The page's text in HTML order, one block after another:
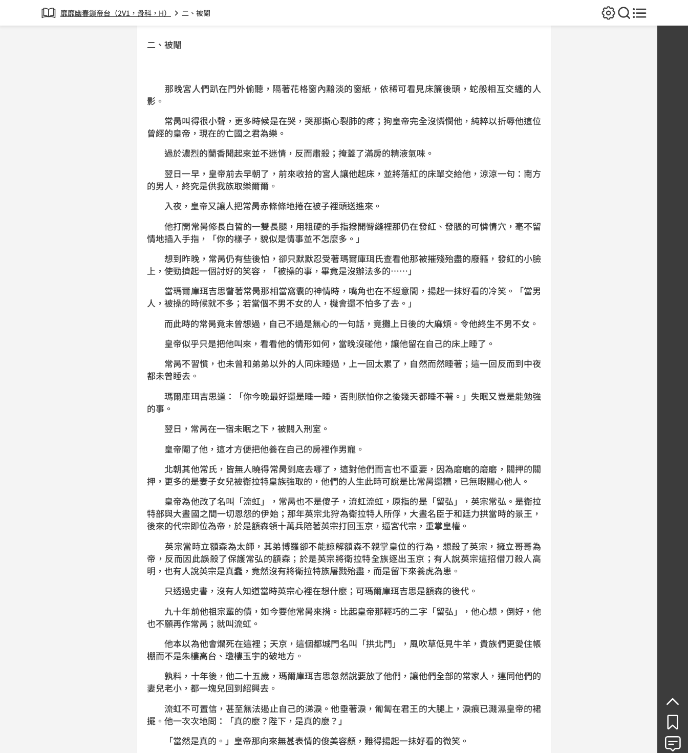
靡靡幽春鎖帝台（2V1，骨科，H） chevron_right 二、被閹
二、被閹
那晚宮人們趴在門外偷聽，隔著花格窗內黯淡的窗紙，依稀可看見床簾後頭，蛇般相互交纏的人
影。
常昺叫得很小聲，更多時候是在哭，哭那撕心裂肺的疼；狗皇帝完全沒憐憫他，純粹以折辱他這位
曾經的皇帝，現在的亡國之君為樂。
過於濃烈的蘭香聞起來並不迷情，反而肅殺；掩蓋了滿房的精液氣味。
翌日一早，皇帝前去早朝了，前來收拾的宮人讓他起床，並將落紅的床單交給他，涼涼一句：南方
的男人，終究是供我族取樂爾爾。
入夜，皇帝又讓人把常昺赤條條地捲在被子裡頭送進來。
他打開常昺修長白皙的一雙長腿，用粗硬的手指撥開臀縫裡那仍在發紅、發脹的可憐情穴，毫不留
情地插入手指，「你的樣子，貌似是情事並不怎麼多。」
想到昨晚，常昺仍有些後怕，卻只默默忍受著瑪爾庫珥氏查看他那被摧殘殆盡的廢軀，發紅的小臉
上，使勁擠起一個討好的笑容，「被操的事，畢竟是沒辦法多的……」
當瑪爾庫珥吉思瞥著常昺那相當窩囊的神情時，嘴角也在不經意間，揚起一抹好看的冷笑。「當男
人，被操的時候就不多；若當個不男不女的人，機會還不怕多了去。」
而此時的常昺竟未曾想過，自己不過是無心的一句話，竟攤上日後的大麻煩。令他終生不男不女。
皇帝似乎只是把他叫來，看看他的情形如何，當晚沒碰他，讓他留在自己的床上睡了。
常昺不習慣，也未曾和弟弟以外的人同床睡過，上一回太累了，自然而然睡著；這一回反而到中夜
都未曾睡去。
瑪爾庫珥吉思道：「你今晚最好還是睡一睡，否則朕怕你之後幾天都睡不著。」失眠又豈是能勉強
的事。
翌日，常昺在一宿未眠之下，被關入刑室。
皇帝閹了他，這才方便把他養在自己的房裡作男寵。
北朝其他常氏，皆無人曉得常昺到底去哪了，這對他們而言也不重要，因為磨磨的磨磨，關押的關
押，更多的是妻子女兒被衛拉特皇族強取的，他們的人生此時可說是比常昺還糟，已無暇關心他人。
皇帝為他改了名叫「流虹」，常昺也不是傻子，流虹流虹，原指的是「留弘」，英宗常弘。是衛拉
特部與大晝國之間一切恩怨的伊始；那年英宗北狩為衛拉特人所俘，大晝名臣于和廷力拱當時的景王，
後來的代宗即位為帝，於是額森領十萬兵陪著英宗打回玉京，逼宮代宗，重掌皇權。
英宗當時立額森為太師，其弟博羅卻不能諒解額森不親掌皇位的行為，想殺了英宗，擁立哥哥為
帝，反而因此誤殺了保護常弘的額森；於是英宗將衛拉特全族逐出玉京；有人說英宗這招借刀殺人高
明，也有人說英宗是真蠢，竟然沒有將衛拉特族屠戮殆盡，而是留下來養虎為患。
只透過史書，沒有人知道當時英宗心裡在想什麼；可瑪爾庫珥吉思是額森的後代。
九十年前他祖宗輩的債，如今要他常昺來揹。比起皇帝那輕巧的二字「留弘」，他心想，倒好，他
也不願再作常昺；就叫流虹。
他本以為他會爛死在這裡；天京，這個都城門名叫「拱北門」，風吹草低見牛羊，貴族們更愛住帳
棚而不是朱樓高台、瓊樓玉宇的破地方。
孰料，十年後，他二十五歲，瑪爾庫珥吉思忽然說要放了他們，讓他們全部的常家人，連同他們的
妻兒老小，都一塊兒回到紹興去。
流虹不可置信，甚至無法遏止自己的涕淚。他垂著淚，匍匐在君王的大腿上，淚痕已濺濕皇帝的裙
擺。他一次次地問：「真的麼？陛下，是真的麼？」
「當然是真的。」皇帝那向來無甚表情的俊美容顏，難得揚起一抹好看的微笑。